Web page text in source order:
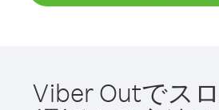
Viber Outでス